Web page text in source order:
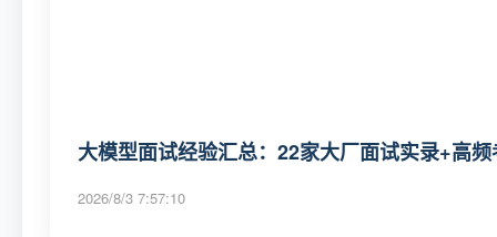
大模型面试经验汇总：22家大厂面试实录+高
2026/8/3 7:57:10